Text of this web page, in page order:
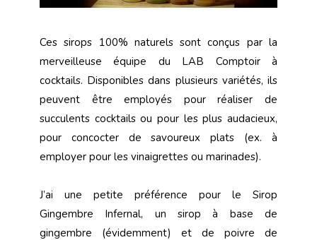
Ces sirops 100% naturels sont conçus par la
merveilleuse équipe du LAB Comptoir à
cocktails. Disponibles dans plusieurs variétés, ils
peuvent être employés pour réaliser de
succulents cocktails ou pour les plus audacieux,
pour concocter de savoureux plats (ex. à
employer pour les vinaigrettes ou marinades).
J’ai une petite préférence pour le Sirop
Gingembre Infernal, un sirop à base de
gingembre (évidemment) et de poivre de